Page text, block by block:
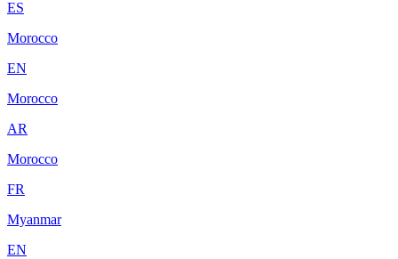
ES
Morocco
EN
Morocco
AR
Morocco
FR
Myanmar
EN